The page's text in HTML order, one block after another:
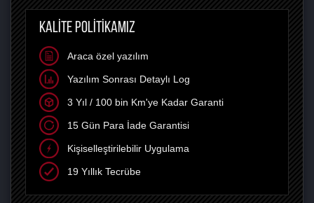
KALİTE POLİTİKAMIZ
Araca özel yazılım
Yazılım Sonrası Detaylı Log
3 Yıl / 100 bin Km'ye Kadar Garanti
15 Gün Para İade Garantisi
Kişiselleştirilebilir Uygulama
19 Yıllık Tecrübe